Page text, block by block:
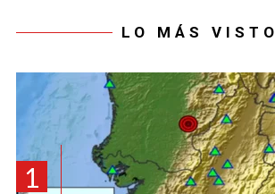
LO MÁS VISTO
1